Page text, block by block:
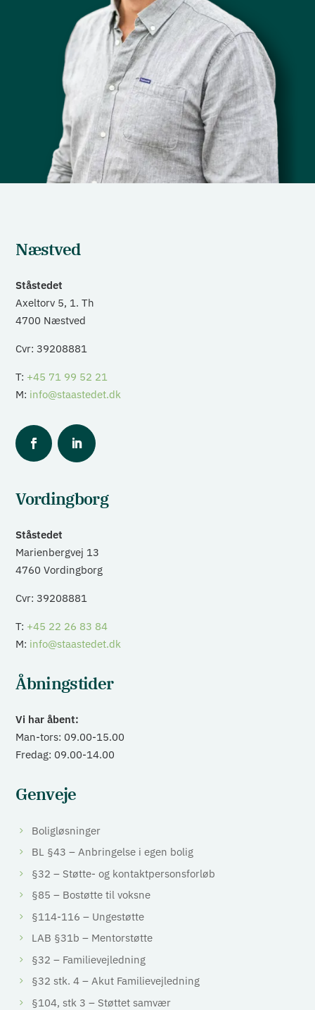
Næstved
Ståstedet
Axeltorv 5, 1. Th
4700 Næstved
Cvr: 39208881
T: +45 71 99 52 21
M: info@staastedet.dk
Vordingborg
Ståstedet
Marienbergvej 13
4760 Vordingborg
Cvr: 39208881
T: +45 22 26 83 84
M: info@staastedet.dk
Åbningstider
Vi har åbent:
Man-tors: 09.00-15.00
Fredag: 09.00-14.00
Genveje
Boligløsninger
BL §43 – Anbringelse i egen bolig
§32 – Støtte- og kontaktpersonsforløb
§85 – Bostøtte til voksne
§114-116 – Ungestøtte
LAB §31b – Mentorstøtte
§32 – Familievejledning
§32 stk. 4 – Akut Familievejledning
§104, stk 3 – Støttet samvær